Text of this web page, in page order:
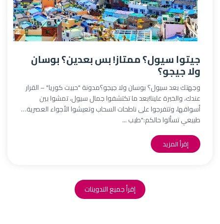
جيتوا سيول؟ ممتاز! بس بعدين؟ بوسان
ولا جيجو؟
وجهتك بعد سيول؟ بوسان ولا جيجو؟مدونة "حبيت كوريا" – القرار
عندك، والخبرة علينا!بعد ما تكتشفوا جمال سيول، تمشوا بين
أسواقها، وتتفرجوا على ناطحات السحاب وتعيشوا الأجواء العصرية…
طبيعي تسألوا حالكم:"طيب ...
إقرأ المزيد
إقرأ جميع التدوينات